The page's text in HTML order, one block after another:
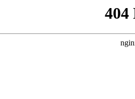
404